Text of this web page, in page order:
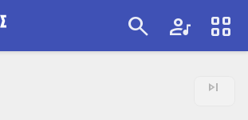
search artist view_cozy
skip_next